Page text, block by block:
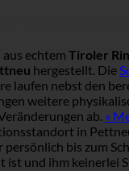
echtem Tiroler
hergestellt. Die
laufen nebst den
weitere
ab. »
in
bis zum
ist und ihm keinerlei